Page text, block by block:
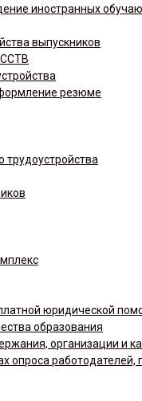
иностранных
выпускников
резюме
трудоустройства
юридической
образования
организации и
опроса